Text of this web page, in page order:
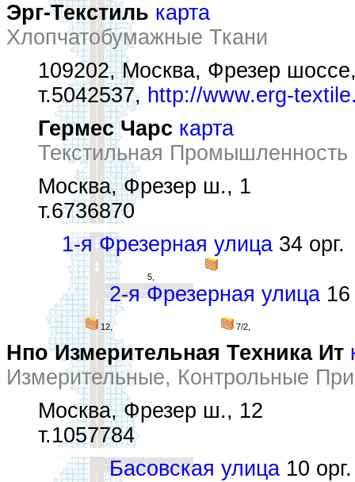
Эрг-Текстиль карта
Хлопчатобумажные Ткани
109202, Москва, Фрезер
т.5042537, http://www.erg-
Гермес Чарс карта
Текстильная
Москва, Фрезер ш., 1
т.6736870
1-я Фрезерная улица 34 орг.
5,
2-я Фрезерная улица 16
12, 7/2,
Нпо Измерительная Техника Ит
Измерительные, Контрольные
Москва, Фрезер ш., 12
т.1057784
Басовская улица 10 орг.